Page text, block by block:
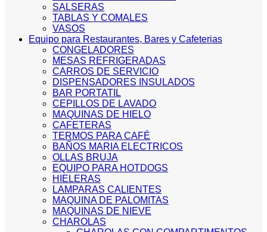
SALSERAS
TABLAS Y COMALES
VASOS
Equipo para Restaurantes, Bares y Cafeterias
CONGELADORES
MESAS REFRIGERADAS
CARROS DE SERVICIO
DISPENSADORES INSULADOS
BAR PORTATIL
CEPILLOS DE LAVADO
MAQUINAS DE HIELO
CAFETERAS
TERMOS PARA CAFÉ
BAÑOS MARIA ELECTRICOS
OLLAS BRUJA
EQUIPO PARA HOTDOGS
HIELERAS
LAMPARAS CALIENTES
MAQUINA DE PALOMITAS
MAQUINAS DE NIEVE
CHAROLAS